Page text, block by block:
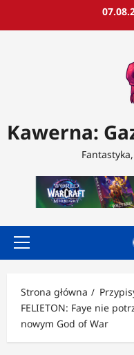
Kawerna:
Menu
Strona główna
FELIETON: Faye nie
nowym God of War